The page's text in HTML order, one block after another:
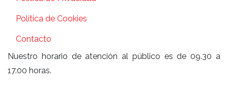
Política de Cookies
Contacto
Nuestro horario de atención al público es de 09.30 a
17.00 horas.